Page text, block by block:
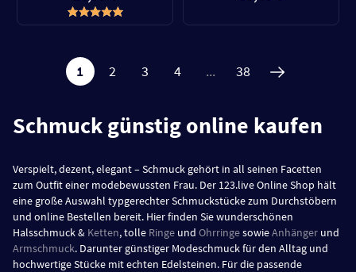
1 2 3 4 ... 38
Schmuck günstig online kaufen
Verspielt, dezent, elegant – Schmuck gehört in all seinen Facetten
zum Outfit einer modebewussten Frau. Der 123.live Online Shop hält
eine große Auswahl typgerechter Schmuckstücke zum Durchstöbern
und online Bestellen bereit. Hier finden Sie wunderschönen
Halsschmuck & Ketten, tolle Ringe und OhrringesowieAnhänger und
Armschmuck. Darunter günstiger Modeschmuck für den Alltag und
hochwertige Stücke mit echten Edelsteinen. Für die passende